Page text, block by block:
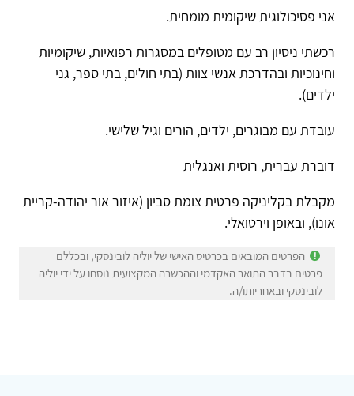
אני פסיכולוגית שיקומית מומחית.
רכשתי ניסיון רב עם מטופלים במסגרות רפואיות, שיקומיות
וחינוכיות ובהדרכת אנשי צוות (בתי חולים, בתי ספר, גני
ילדים).
עובדת עם מבוגרים, ילדים, הורים וגיל שלישי.
דוברת עברית, רוסית ואנגלית
מקבלת בקליניקה פרטית צומת סביון (איזור אור יהודה-קריית
אונו), ובאופן וירטואלי.
הפרטים המובאים בכרטיס האישי של יוליה לובינסקי, ובכללם
פרטים בדבר התואר האקדמי וההכשרה המקצועית נוסחו על ידי יוליה
לובינסקי ובאחריותו/ה.